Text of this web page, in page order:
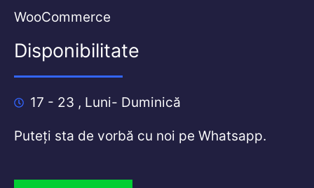
WooCommerce
Disponibilitate
17 - 23 , Luni- Duminică
Puteți sta de vorbă cu noi pe Whatsapp.